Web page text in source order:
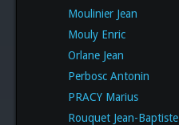
Moulinier Jean
Mouly Enric
Orlane Jean
Perbosc Antonin
PRACY Marius
Rouquet Jean-Baptiste